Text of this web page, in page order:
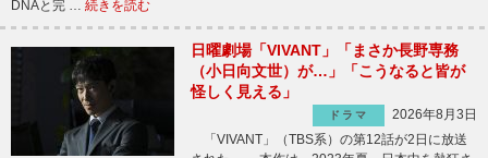
DNAと完 … 続きを読む
日曜劇場「VIVANT」「まさか長野専務
（小日向文世）が…」「こうなると皆が
怪しく見える」
ドラマ
2026年8月3日
「VIVANT」（TBS系）の第12話が2日に放送